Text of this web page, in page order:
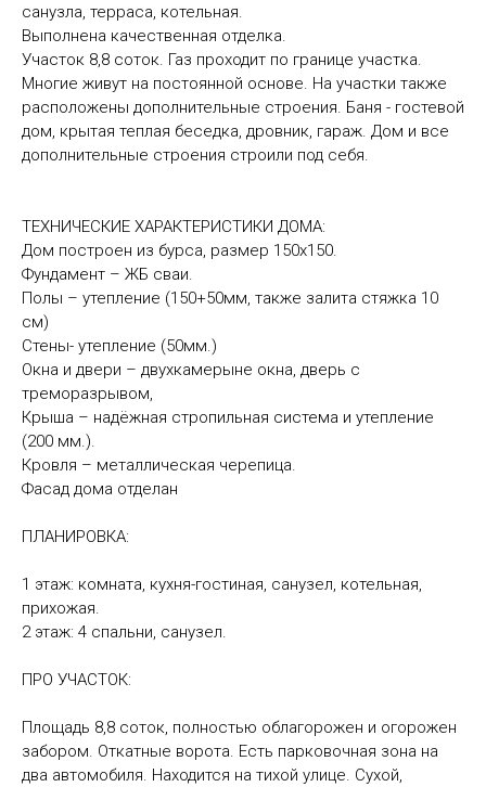
санузла, терраса, котельная.
Выполнена качественная отделка.
Участок 8,8 соток. Газ проходит по границе участка.
Многие живут на постоянной основе. На участки также
расположены дополнительные строения. Баня - гостевой
дом, крытая теплая беседка, дровник, гараж. Дом и все
дополнительные строения строили под себя.
ТЕХНИЧЕСКИЕ ХАРАКТЕРИСТИКИ ДОМА:
Дом построен из бурса, размер 150х150.
Фундамент – ЖБ сваи.
Полы – утепление (150+50мм, также залита стяжка 10
см)
Стены- утепление (50мм.)
Окна и двери – двухкамерыне окна, дверь с
треморазрывом,
Крыша – надёжная стропильная система и утепление
(200 мм.).
Кровля – металлическая черепица.
Фасад дома отделан
ПЛАНИРОВКА:
1 этаж: комната, кухня-гостиная, санузел, котельная,
прихожая.
2 этаж: 4 спальни, санузел.
ПРО УЧАСТОК:
Площадь 8,8 соток, полностью облагорожен и огорожен
забором. Откатные ворота. Есть парковочная зона на
два автомобиля. Находится на тихой улице. Сухой,